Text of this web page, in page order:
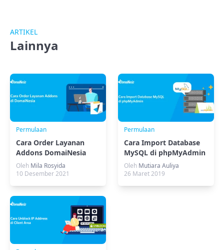
ARTIKEL
Lainnya
Permulaan
Cara Order Layanan
Addons DomaiNesia
Oleh Mila Rosyida
10 Desember 2021
Permulaan
Cara Import Database
MySQL di phpMyAdmin
Oleh Mutiara Auliya
26 Maret 2019